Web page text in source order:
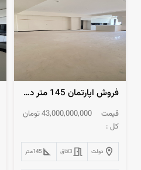
فروش اپارتمان 145 متر دیباجی جنوبی
قیمت
کل :
43,000,000,000تومان
دولت 3اتاق 145متر